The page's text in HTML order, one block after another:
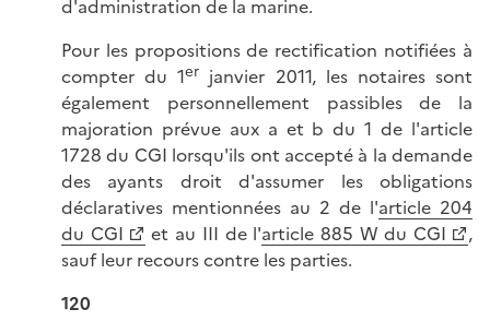
d'administration de la marine.
Pour les propositions de rectification notifiées à
compter du 1er janvier 2011, les notaires sont
également personnellement passibles de la
majoration prévue aux a et b du 1 de l'article
1728 du CGI lorsqu'ils ont accepté à la demande
des ayants droit d'assumer les obligations
déclaratives mentionnées au 2 de l'article 204
du CGI
et au III de l'article 885 W du CGI
,
sauf leur recours contre les parties.
120